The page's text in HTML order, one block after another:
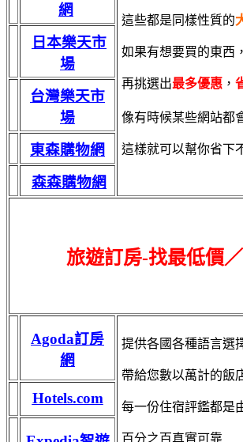
網
這些都是同樣性質的
如果有想要買的東西
再挑選出最多優惠 ，
像有時候某些網站都
這樣就可以幫你省下
日本樂天市
場
台灣樂天市
場
東森購物網
森森購物網
旅遊訂房-找最低價
Agoda訂房
網
提供各國各種語言選
帶給您數以萬計的飯
每一份住宿評鑑都是
百分之百真實可靠
Hotels.com